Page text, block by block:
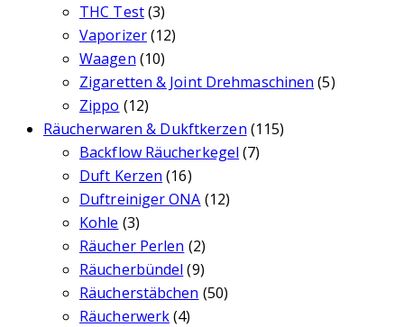
THC Test(3)
Vaporizer(12)
Waagen (10)
Zigaretten & Joint Drehmaschinen (5)
Zippo (12)
Räucherwaren & Dukftkerzen (115)
Backflow Räucherkegel (7)
Duft Kerzen (16)
Duftreiniger ONA (12)
Kohle (3)
Räucher Perlen (2)
Räucherbündel (9)
Räucherstäbchen (50)
Räucherwerk(4)